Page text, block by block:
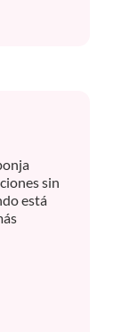
sin
está